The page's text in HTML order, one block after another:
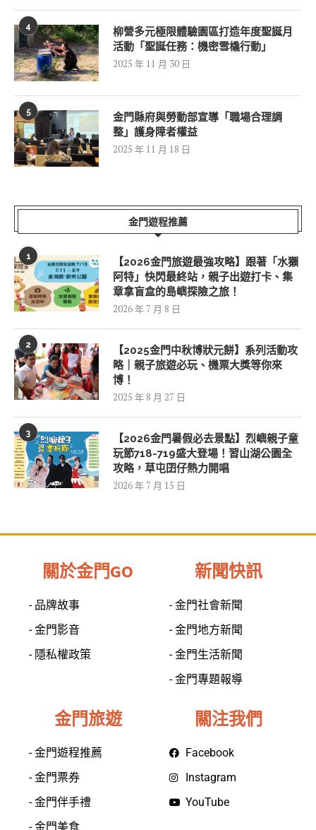
4
柳營多元極限體驗園區打造年度聖誕月
活動「聖誕任務：機密雪橇行動」
2025 年 11 月 30 日
5
金門縣府與勞動部宣導「職場合理調
整」護身障者權益
2025 年 11 月 18 日
金門遊程推薦
1
【2026金門旅遊最強攻略】跟著「水獺
阿特」快閃最終站，親子出遊打卡、集
章拿盲盒的島嶼探險之旅！
2026 年 7 月 8 日
2
【2025金門中秋博狀元餅】系列活動攻
略｜親子旅遊必玩、機票大獎等你來
博！
2025 年 8 月 27 日
3
【2026金門暑假必去景點】烈嶼親子童
玩節718-719盛大登場！習山湖公園全
攻略，草屯囝仔熱力開唱
2026 年 7 月 15 日
關於金門GO
- 品牌故事
- 金門影音
- 隱私權政策
新聞快訊
- 金門社會新聞
- 金門地方新聞
- 金門生活新聞
- 金門專題報導
金門旅遊
- 金門遊程推薦
- 金門票券
- 金門伴手禮
- 金門美食
關注我們
Facebook
Instagram
YouTube